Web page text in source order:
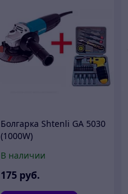
Болгарка Shtenli GA 5030
(1000W)
В наличии
175 руб.